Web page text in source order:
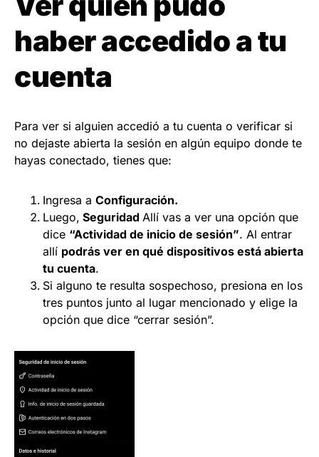
haber accedido a tu
cuenta
Para ver si alguien accedió a tu cuenta o verificar si
no dejaste abierta la sesión en algún equipo donde te
hayas conectado, tienes que:
Ingresa a Configuración.
Luego, Seguridad Allí vas a ver una opción que
dice “Actividad de inicio de sesión”. Al entrar
allí podrás ver en qué dispositivos está abierta
tu cuenta.
Si alguno te resulta sospechoso, presiona en los
tres puntos junto al lugar mencionado y elige la
opción que dice “cerrar sesión”.